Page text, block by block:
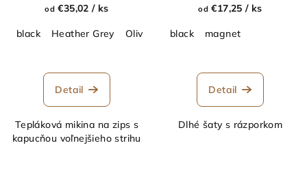
od €35,02/ ks
black Heather Grey Olive cobalt blue union beige
Detail
Tepláková mikina na zips s
kapucňou voľnejšieho strihu
od €17,25/ ks
black magnet
Detail
Dlhé šaty s rázporkom